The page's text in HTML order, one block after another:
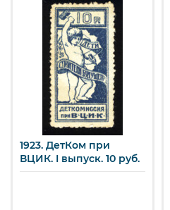
1923. ДетКом при
ВЦИК. I выпуск. 10 руб.